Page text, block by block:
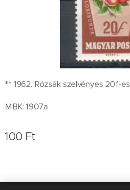
** 1962. Rózsák szelvényes 20f-es
MBK: 1907a
100 Ft